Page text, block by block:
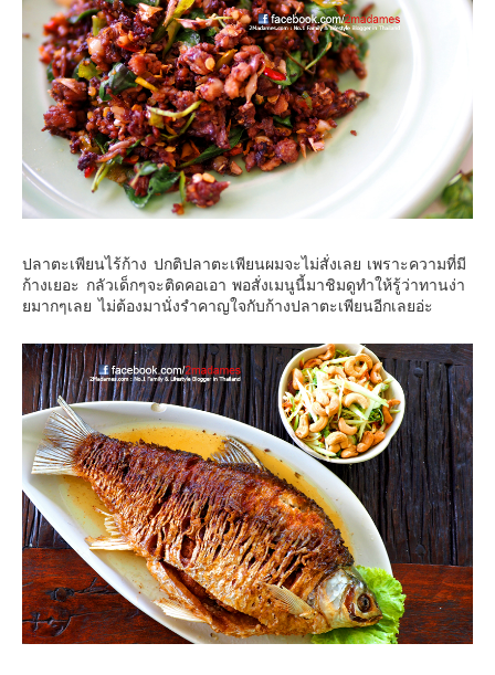
ปลาตะเพียนไร้ก้าง ปกติปลาตะเพียนผมจะไม่สั่งเลย เพราะความที่มี
ก้างเยอะ กลัวเด็กๆจะติดคอเอา พอสั่งเมนูนี้มาชิมดูทำให้รู้ว่าทานง่า
ยมากๆเลย ไม่ต้องมานั่งรำคาญใจกับก้างปลาตะเพียนอีกเลยอ่ะ